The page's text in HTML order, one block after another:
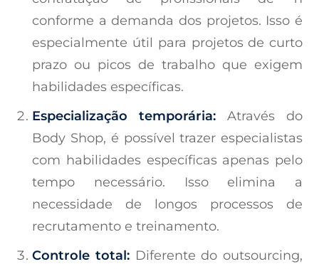
conforme a demanda dos projetos. Isso é
especialmente útil para projetos de curto
prazo ou picos de trabalho que exigem
habilidades específicas.
Especialização temporária: Através do
Body Shop, é possível trazer especialistas
com habilidades específicas apenas pelo
tempo necessário. Isso elimina a
necessidade de longos processos de
recrutamento e treinamento.
Controle total:Diferente do outsourcing,